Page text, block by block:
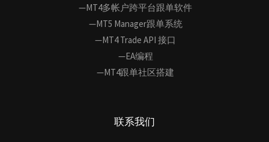
—MT4多帐户跨平台跟单软件
—MT5 Manager跟单系统
—MT4 Trade API 接口
—EA编程
—MT4跟单社区搭建
联系我们